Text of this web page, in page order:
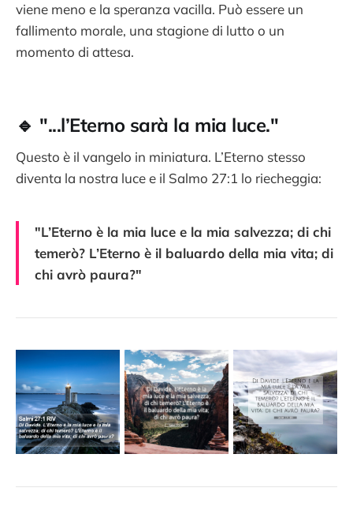
viene meno e la speranza vacilla. Può essere un
fallimento morale, una stagione di lutto o un
momento di attesa.
🔹 "...l’Eterno sarà la mia luce."
Questo è il vangelo in miniatura. L’Eterno stesso
diventa la nostra luce e il Salmo 27:1 lo riecheggia:
"L’Eterno è la mia luce e la mia salvezza; di chi
temerò? L’Eterno è il baluardo della mia vita; di
chi avrò paura?"